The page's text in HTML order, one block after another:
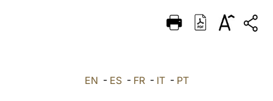
DEUTSCH
EN - ES- FR- IT- PT